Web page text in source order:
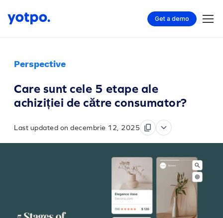
Get a demo
Perspective
Care sunt cele 5 etape ale
achiziției de către consumator?
Last updated on decembrie 12, 2025